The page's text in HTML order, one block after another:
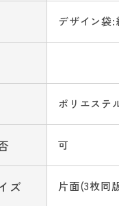
デザイン袋:
ポリエステ
可
ズ 片面(3枚同